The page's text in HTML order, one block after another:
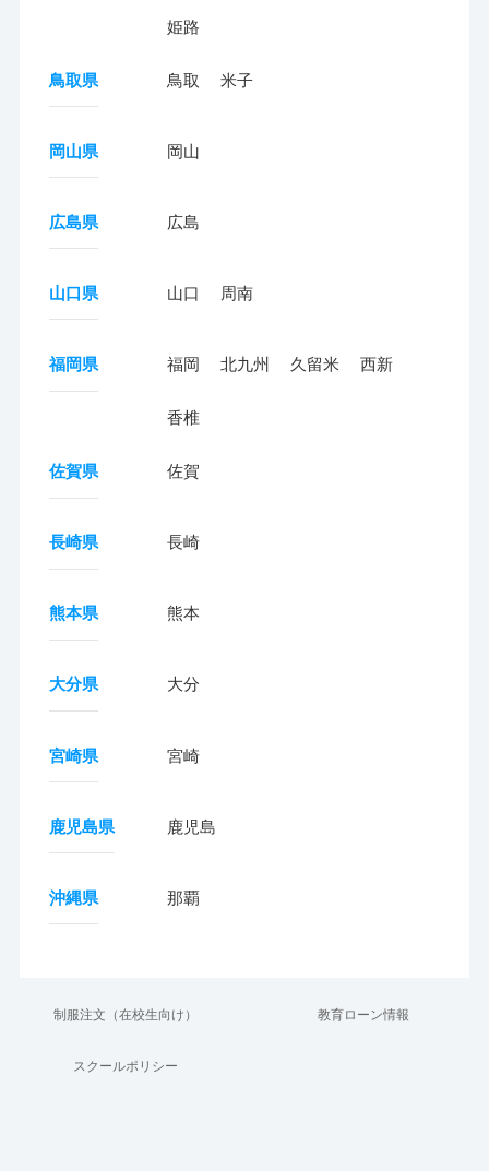
姫路
鳥取県 鳥取 米子
岡山県 岡山
広島県 広島
山口県 山口 周南
福岡県 福岡 北九州 久留米 西新
香椎
佐賀県 佐賀
長崎県 長崎
熊本県 熊本
大分県 大分
宮崎県 宮崎
鹿児島県 鹿児島
沖縄県 那覇
制服注文（在校生向け） 教育ローン情報
スクールポリシー